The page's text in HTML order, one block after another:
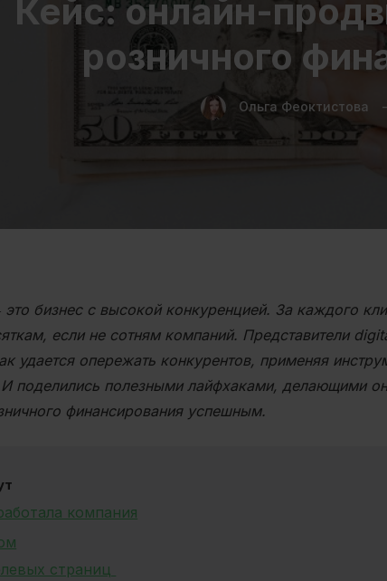
Кейс: онлайн-
розничного
Ольга Феоктистова
бизнес с высокой конкуренцией. За каждого
если не сотням компаний. Представители
удается опережать конкурентов, применяя
поделились полезными лайфхаками, делающими
финансирования успешным.
компания
страниц